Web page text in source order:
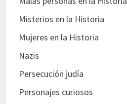
Misterios en la Historia
Mujeres en la Historia
Nazis
Persecución judía
Personajes curiosos